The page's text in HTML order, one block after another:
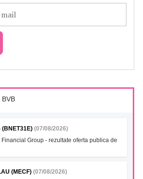
BVB
(BNET31E) (07/08/2026)
Financial Group - rezultate oferta publica de
(MECF) (07/08/2026)